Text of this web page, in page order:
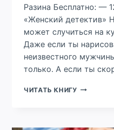
Разина Бесплатно: —
«Женский детектив»
может случиться на
Даже если ты
неизвестного
только. А если ты
ЧИТАТЬ КНИГУ ПОМОГИ